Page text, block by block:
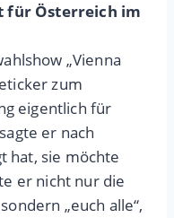
für Österreich im
„Vienna
zum
eigentlich für
er nach
hat, sie möchte
er nicht nur die
„euch alle“,